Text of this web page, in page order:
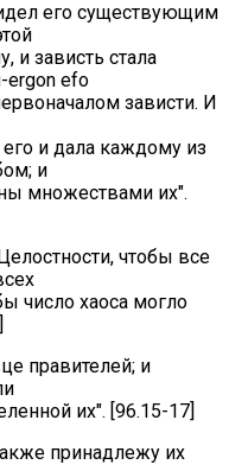
его существующим
и зависть стала
ergon efo
зависти. И
и дала каждому из
и
множествами их".
чтобы все
число хаоса могло
правителей; и
их". [96.15-17]
принадлежу их